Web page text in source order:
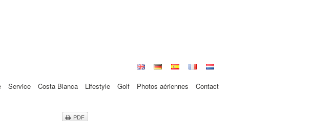
Service Costa Blanca Lifestyle Golf Photos aériennes Contact
PDF